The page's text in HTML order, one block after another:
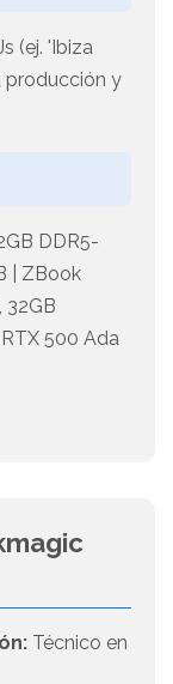
(ej. 'Ibiza
producción y
DDR5-
| ZBook
32GB
500 Ada
Técnico en